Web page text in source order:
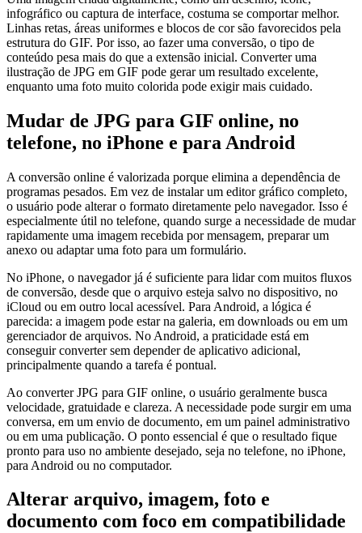
infográfico ou captura de interface, costuma se comportar melhor.
Linhas retas, áreas uniformes e blocos de cor são favorecidos pela
estrutura do GIF. Por isso, ao fazer uma conversão, o tipo de
conteúdo pesa mais do que a extensão inicial. Converter uma
ilustração de JPG em GIF pode gerar um resultado excelente,
enquanto uma foto muito colorida pode exigir mais cuidado.
Mudar de JPG para GIF online, no
telefone, no iPhone e para Android
A conversão online é valorizada porque elimina a dependência de
programas pesados. Em vez de instalar um editor gráfico completo,
o usuário pode alterar o formato diretamente pelo navegador. Isso é
especialmente útil no telefone, quando surge a necessidade de mudar
rapidamente uma imagem recebida por mensagem, preparar um
anexo ou adaptar uma foto para um formulário.
No iPhone, o navegador já é suficiente para lidar com muitos fluxos
de conversão, desde que o arquivo esteja salvo no dispositivo, no
iCloud ou em outro local acessível. Para Android, a lógica é
parecida: a imagem pode estar na galeria, em downloads ou em um
gerenciador de arquivos. No Android, a praticidade está em
conseguir converter sem depender de aplicativo adicional,
principalmente quando a tarefa é pontual.
Ao converter JPG para GIF online, o usuário geralmente busca
velocidade, gratuidade e clareza. A necessidade pode surgir em uma
conversa, em um envio de documento, em um painel administrativo
ou em uma publicação. O ponto essencial é que o resultado fique
pronto para uso no ambiente desejado, seja no telefone, no iPhone,
para Android ou no computador.
Alterar arquivo, imagem, foto e
documento com foco em compatibilidade